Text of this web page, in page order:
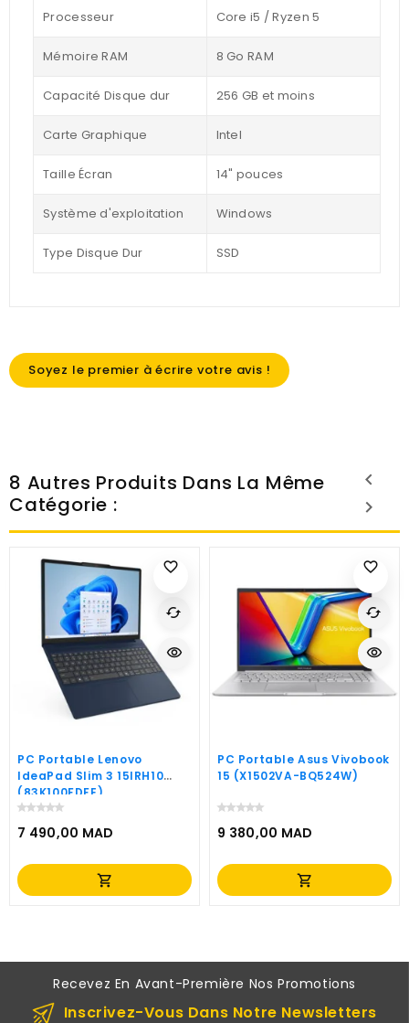
Processeur Core i5 / Ryzen 5
Mémoire RAM 8 Go RAM
Capacité Disque dur 256 GB et moins
Carte Graphique Intel
Taille Écran 14" pouces
Système d'exploitation Windows
Type Disque Dur SSD
Soyez le premier à écrire votre avis !
8 Autres Produits Dans La Même
Catégorie :
favorite_border
PC Portable Lenovo
IdeaPad Slim 3 15IRH10
(83K100FDFE)
7 490,00 MAD
Prix
shopping_cart
cached
visibility
favorite_border
PC Portable Asus Vivobook
15 (X1502VA-BQ524W)
9 380,00 MAD
Prix
shopping_cart
cached
visibility
Recevez En Avant-Première Nos Promotions
Inscrivez-Vous Dans Notre Newsletters